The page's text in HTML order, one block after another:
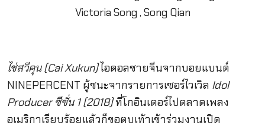
ไช่สวีคุน (Cai Xukun)ไอดอลชายจีนจากบอยแบนด์
NINEPERCENT ผู้ชนะจากรายการเซอร์ไวเวิล Idol
Producer ซีซั่น 1 (2018)ที่โกอินเตอร์ไปตลาดเพลง
อเมริกาเรียบร้อยแล้วก็ขอตบเท้าเข้าร่วมงานเปิด